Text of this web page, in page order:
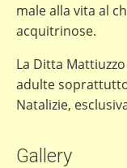
male alla vita al
acquitrinose.
La Ditta
adulte
Natalizie,
Gallery